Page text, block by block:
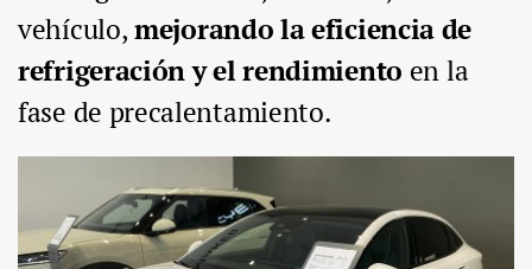
vehículo,mejorando la eficiencia de
refrigeración y el rendimiento en la
fase de precalentamiento.